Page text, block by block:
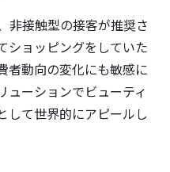
非接触型の接客が推奨さ
ショッピングをしていた
者動向の変化にも敏感に
ューションでビューティ
して世界的にアピールし